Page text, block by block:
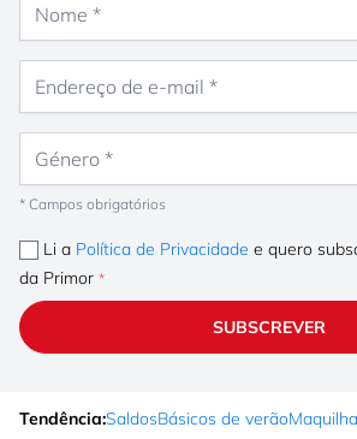
* Campos obrigatórios
Li a Política de Privacidade e quero
da Primor
SUBSCREVER
Tendência:SaldosBásicos de verão